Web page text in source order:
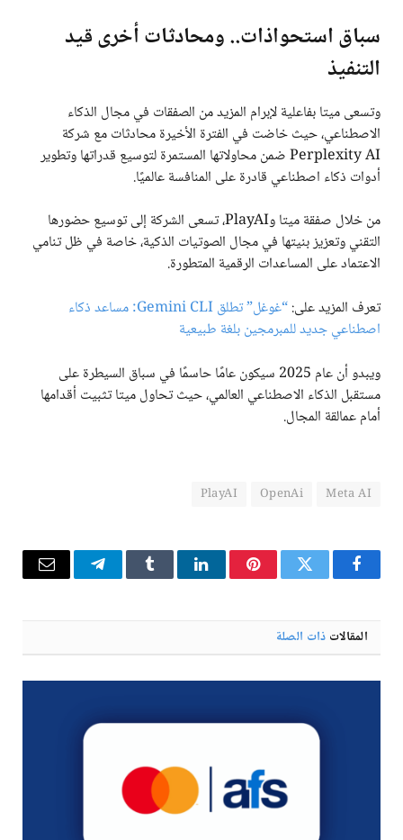
سباق استحواذات.. ومحادثات أخرى قيد
التنفيذ
وتسعى ميتا بفاعلية لإبرام المزيد من الصفقات في مجال الذكاء
الاصطناعي، حيث خاضت في الفترة الأخيرة محادثات مع شركة
Perplexity AI ضمن محاولاتها المستمرة لتوسيع قدراتها وتطوير
أدوات ذكاء اصطناعي قادرة على المنافسة عالميًا.
من خلال صفقة ميتا وPlayAI، تسعى الشركة إلى توسيع حضورها
التقني وتعزيز بنيتها في مجال الصوتيات الذكية، خاصة في ظل تنامي
الاعتماد على المساعدات الرقمية المتطورة.
تعرف المزيد على:“غوغل” تطلق
Gemini CLI: مساعد ذكاء
اصطناعي جديد للمبرمجين بلغة طبيعية
ويبدو أن عام 2025 سيكون عامًا حاسمًا في سباق السيطرة على
مستقبل الذكاء الاصطناعي العالمي، حيث تحاول ميتا تثبيت أقدامها
أمام عمالقة المجال.
Meta AI
OpenAi
PlayAI
فيسبوكتويتر بينتيريستلينكدإن Tumblr تيلقرام البريد
المقالات ذات الصلة